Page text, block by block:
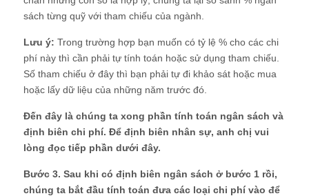
sách từng quỹ với tham chiếu của ngành.
Lưu ý: Trong trường hợp bạn muốn có tỷ lệ % cho các chi
phí này thì cần phải tự tính toán hoặc sử dụng tham chiếu.
Số tham chiếu ở đây thì bạn phải tự đi khảo sát hoặc mua
hoặc lấy dữ liệu của những năm trước đó.
Đến đây là chúng ta xong phần tính toán ngân sách và
định biên chi phí. Để định biên nhân sự, anh chị vui
lòng đọc tiếp phần dưới đây.
Bước 3. Sau khi có định biên ngân sách ở bước 1 rồi,
chúng ta bắt đầu tính toán đưa các loại chi phí vào để